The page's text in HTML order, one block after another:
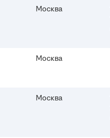
Москва
Москва
Москва